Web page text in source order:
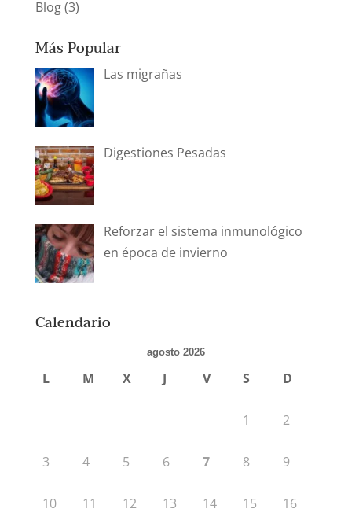
Blog(3)
Más Popular
Las migrañas
Digestiones Pesadas
Reforzar el sistema inmunológico
en época de invierno
Calendario
agosto 2026
L M X J V S D
1 2
3 4 5 6 7 8 9
10 11 12 13 14 15 16